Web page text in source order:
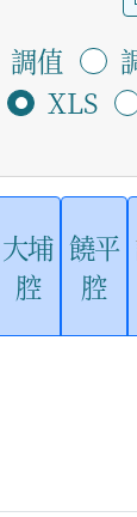
調值
XLS
大埔
腔
饒平
腔